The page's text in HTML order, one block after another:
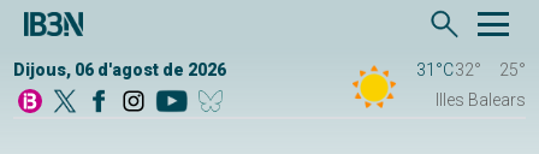
Dijous, 06 d'agost de 2026 31°C32°
25°
Illes Balears